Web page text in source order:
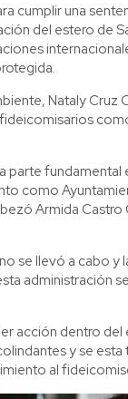
cumplir una
del estero de
Nataly Cruz
fideicomisarios
como
Armida
se llevó a cabo
administración
acción dentro
y se
al